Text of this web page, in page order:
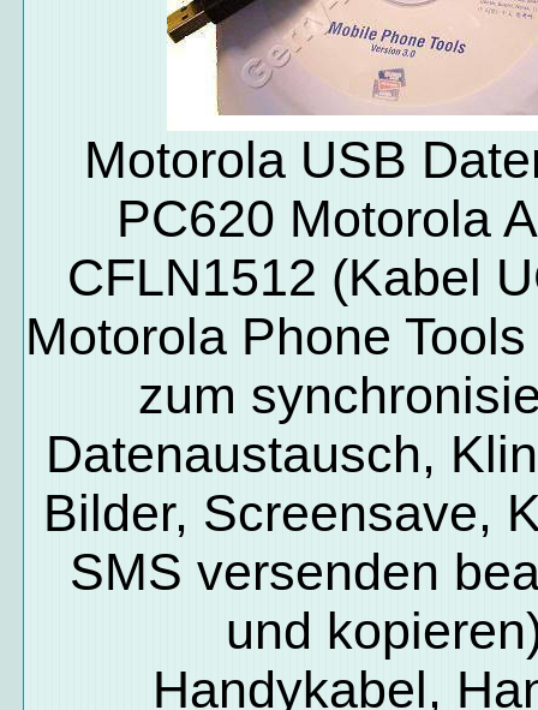
Motorola USB
PC620 Motorola
CFLN1512 (Kabel
Motorola Phone
zum
Datenaustausch,
Bilder, Screensave,
SMS versenden
und
Handykabel,